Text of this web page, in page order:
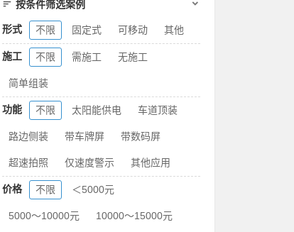
按条件筛选案例
形式 不限 固定式 可移动 其他
施工 不限 需施工 无施工
简单组装
功能 不限 太阳能供电 车道顶装
路边侧装 带车牌屏 带数码屏
超速拍照 仅速度警示 其他应用
价格 不限 ＜5000元
5000～10000元 10000～15000元